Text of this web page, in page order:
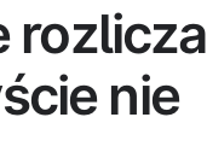
rozlicza
nie